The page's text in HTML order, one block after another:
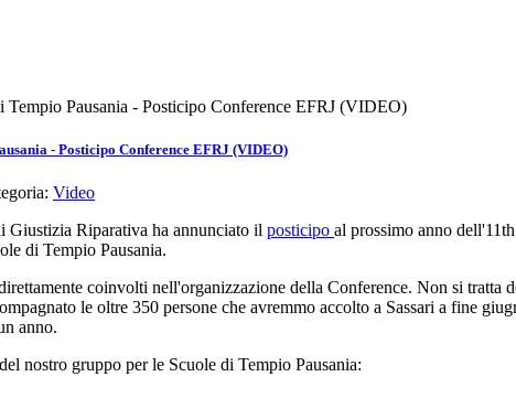
Tempio Pausania - Posticipo Conference EFRJ (VIDEO)
- Posticipo Conference EFRJ (VIDEO)
Video
Giustizia Riparativa ha annunciato il posticipo al prossimo anno
di Tempio Pausania.
coinvolti nell'organizzazione della Conference. Non si tratta
le oltre 350 persone che avremmo accolto a Sassari a fine
anno.
nostro gruppo per le Scuole di Tempio Pausania: